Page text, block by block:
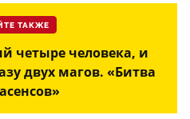
ТАКЖЕ
четыре человека, и
двух магов. «Битва